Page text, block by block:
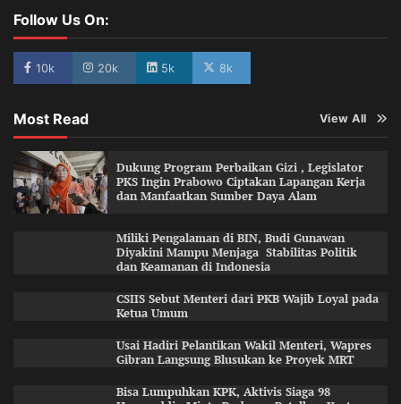
Follow Us On:
10k 20k 5k 8k
Most Read View All
Dukung Program Perbaikan Gizi , Legislator
PKS Ingin Prabowo Ciptakan Lapangan Kerja
dan Manfaatkan Sumber Daya Alam
Miliki Pengalaman di BIN, Budi Gunawan
Diyakini Mampu Menjaga Stabilitas Politik
dan Keamanan di Indonesia
CSIIS Sebut Menteri dari PKB Wajib Loyal pada
Ketua Umum
Usai Hadiri Pelantikan Wakil Menteri, Wapres
Gibran Langsung Blusukan ke Proyek MRT
Bisa Lumpuhkan KPK, Aktivis Siaga 98